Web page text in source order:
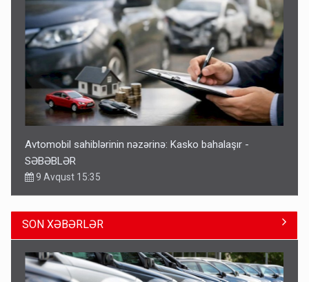
Avtomobil sahiblərinin nəzərinə: Kasko bahalaşır -
SƏBƏBLƏR
9 Avqust 15:35
SON XƏBƏRLƏR